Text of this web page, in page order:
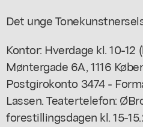
Det unge
Kontor: Hverdage kl. 10-12
Møntergade 6A, 1116
Postgirokonto 3474 -
Lassen. Teatertelefon:
forestillingsdagen kl. 15-